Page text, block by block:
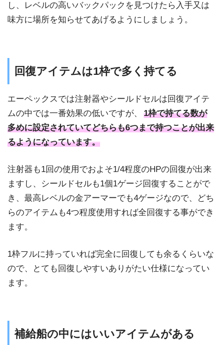
し、レベルの高いバックパックを見つけたら入手又は
味方に場所を知らせてあげるようにしましょう。
回復アイテムは1枠で多く持てる
エーペックスでは注射器やシールドセルは回復アイテ
ムの中では一番効果の低いですが、
1枠で持てる数が
多めに設定されていてどちらも6つまで持つことが出来
るようになっています。
注射器も1回の使用でおよそ1/4程度のHPの回復が出来
ますし、シールドセルも1個1ゲージ回復することがで
き、最高レベルの金アーマーでも4ゲージなので、どち
らのアイテムも4つ程度使用すれば全回復する事ができ
ます。
1枠フルに持っていれば完全に回復しても余るくらいな
ので、とても回復しやすいありがたい仕様になってい
ます。
補給船の中にはいいアイテムがある